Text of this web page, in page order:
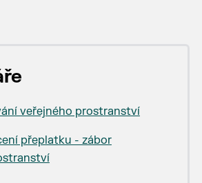
veřejného prostranství
přeplatku - zábor